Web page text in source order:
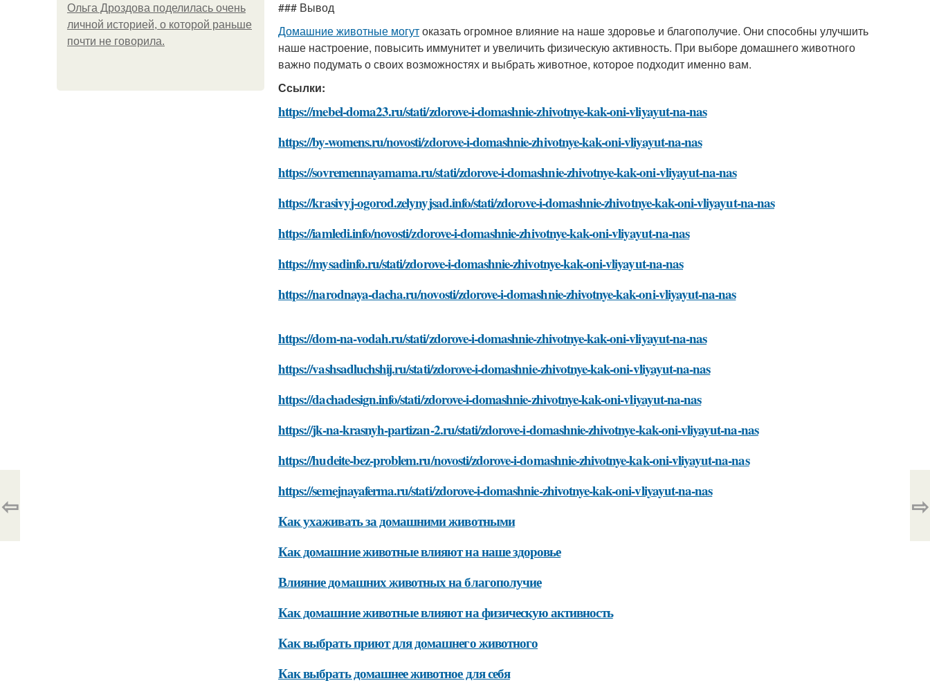
Ольга Дроздова поделилась очень
личной историей, о которой раньше
почти не говорила.
### Вывод
Домашние животные могутоказать огромное влияние на наше здоровье и благополучие. Они способны улучшить
наше настроение, повысить иммунитет и увеличить физическую активность. При выборе домашнего животного
важно подумать о своих возможностях и выбрать животное, которое подходит именно вам.
Ссылки:
https://mebel-doma23.ru/stati/zdorove-i-domashnie-zhivotnye-kak-oni-vliyayut-na-nas
https://by-womens.ru/novosti/zdorove-i-domashnie-zhivotnye-kak-oni-vliyayut-na-nas
https://sovremennayamama.ru/stati/zdorove-i-domashnie-zhivotnye-kak-oni-vliyayut-na-nas
https://krasivyj-ogorod.zelynyjsad.info/stati/zdorove-i-domashnie-zhivotnye-kak-oni-vliyayut-na-nas
https://iamledi.info/novosti/zdorove-i-domashnie-zhivotnye-kak-oni-vliyayut-na-nas
https://mysadinfo.ru/stati/zdorove-i-domashnie-zhivotnye-kak-oni-vliyayut-na-nas
https://narodnaya-dacha.ru/novosti/zdorove-i-domashnie-zhivotnye-kak-oni-vliyayut-na-nas
https://dom-na-vodah.ru/stati/zdorove-i-domashnie-zhivotnye-kak-oni-vliyayut-na-nas
https://vashsadluchshij.ru/stati/zdorove-i-domashnie-zhivotnye-kak-oni-vliyayut-na-nas
https://dachadesign.info/stati/zdorove-i-domashnie-zhivotnye-kak-oni-vliyayut-na-nas
https://jk-na-krasnyh-partizan-2.ru/stati/zdorove-i-domashnie-zhivotnye-kak-oni-vliyayut-na-nas
https://hudeite-bez-problem.ru/novosti/zdorove-i-domashnie-zhivotnye-kak-oni-vliyayut-na-nas
https://semejnayaferma.ru/stati/zdorove-i-domashnie-zhivotnye-kak-oni-vliyayut-na-nas
Как ухаживать за домашними животными
Как домашние животные влияют на наше здоровье
Влияние домашних животных на благополучие
Как домашние животные влияют на физическую активность
Как выбрать приют для домашнего животного
Как выбрать домашнее животное для себя
⇦ ⇨